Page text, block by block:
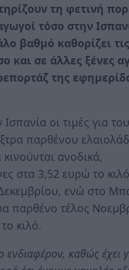
τη φετινή
τόσο στην
βαθµό καθορίζει
και σε άλλες ξένες
της
οι τιµές για
παρθένου
ανοδικά,
στα 3,52 ευρώ το
ενώ στο
παρθένο τέλος
κιλό.
ενδιαφέρον, καθώς έχει